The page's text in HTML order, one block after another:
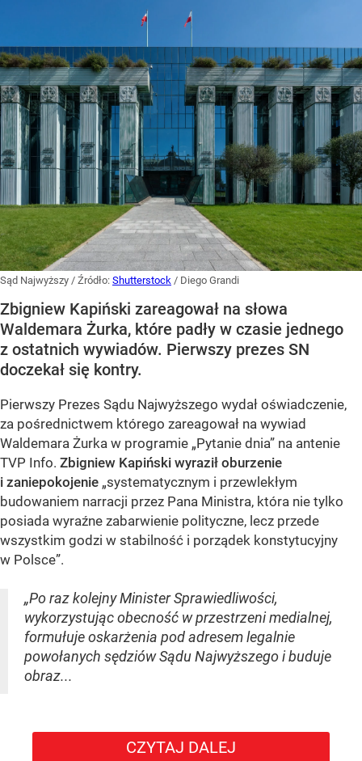
Sąd Najwyższy / Źródło: Shutterstock / Diego Grandi
Zbigniew Kapiński zareagował na słowa
Waldemara Żurka, które padły w czasie jednego
z ostatnich wywiadów. Pierwszy prezes SN
doczekał się kontry.
Pierwszy Prezes Sądu Najwyższego wydał oświadczenie,
za pośrednictwem którego zareagował na wywiad
Waldemara Żurka w programie „Pytanie dnia” na antenie
TVP Info. Zbigniew Kapiński wyraził oburzenie
i zaniepokojenie „systematycznym i przewlekłym
budowaniem narracji przez Pana Ministra, która nie tylko
posiada wyraźne zabarwienie polityczne, lecz przede
wszystkim godzi w stabilność i porządek konstytucyjny
w Polsce”.
„Po raz kolejny Minister Sprawiedliwości,
wykorzystując obecność w przestrzeni medialnej,
formułuje oskarżenia pod adresem legalnie
powołanych sędziów Sądu Najwyższego i buduje
obraz...
CZYTAJ DALEJ